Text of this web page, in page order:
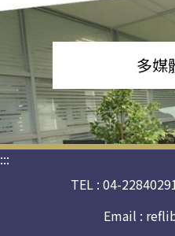
多媒
:::
TEL : 04-
Email :